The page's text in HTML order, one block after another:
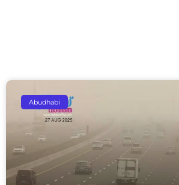
Abudhabi